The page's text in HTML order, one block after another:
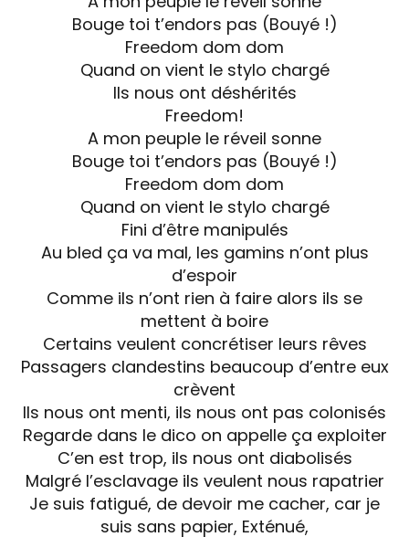
Bouge toi t’endors pas (Bouyé !)
Freedom dom dom
Quand on vient le stylo chargé
Ils nous ont déshérités
Freedom!
A mon peuple le réveil sonne
Bouge toi t’endors pas (Bouyé !)
Freedom dom dom
Quand on vient le stylo chargé
Fini d’être manipulés
Au bled ça va mal, les gamins n’ont plus
d’espoir
Comme ils n’ont rien à faire alors ils se
mettent à boire
Certains veulent concrétiser leurs rêves
Passagers clandestins beaucoup d’entre eux
crèvent
Ils nous ont menti, ils nous ont pas colonisés
Regarde dans le dico on appelle ça exploiter
C’en est trop, ils nous ont diabolisés
Malgré l’esclavage ils veulent nous rapatrier
Je suis fatigué, de devoir me cacher, car je
suis sans papier, Exténué,